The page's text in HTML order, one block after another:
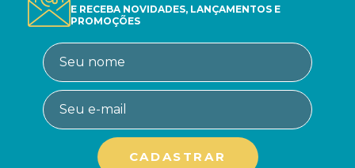
E RECEBA NOVIDADES, LANÇAMENTOS E
PROMOÇÕES